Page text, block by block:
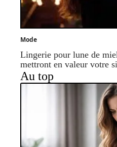
Mode
Lingerie pour lune de
mettront en valeur votre
Au top